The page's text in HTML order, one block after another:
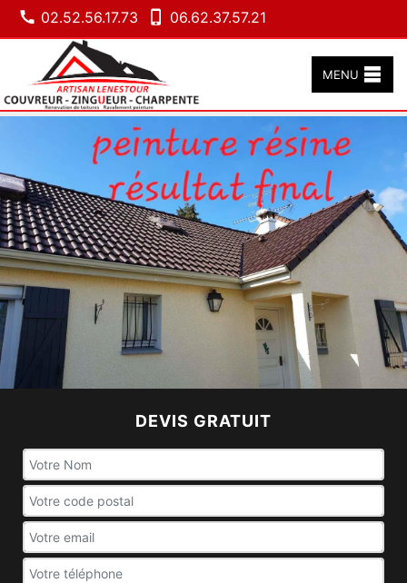
02.52.56.17.73 06.62.37.57.21
MENU
DEVIS GRATUIT